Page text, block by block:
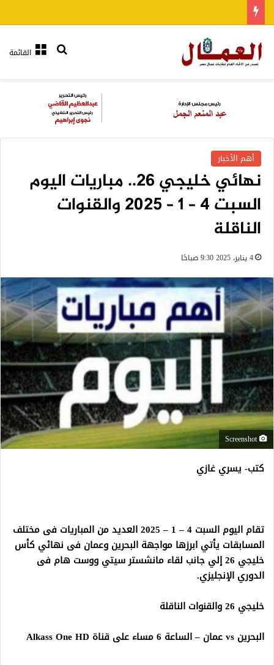
القائمةبحث عن
أهم الأخبار
نهائي خليجي 26.. مباريات اليوم
السبت 4 – 1 – 2025 والقنوات
الناقلة
4 يناير، 2025 9:30 صباحًا
Screenshot
كتب- يسري غازي
تقام اليوم السبت 4 – 1 – 2025 العديد من المباريات فى مختلف
المسابقات يأتي ابرزها مواجهة البحرين وعمان فى نهائي كأس
خليجي 26 إلي جانب لقاء مانشستر سيتي ووست هام فى
الدوري الإنجليزي.
خليجي 26 والقنوات الناقلة
البحرين vs عمان – الساعة 6 مساء على قناة Alkass One HD